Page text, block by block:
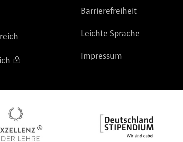
Barrierefreiheit
Leichte Sprache
Impressum